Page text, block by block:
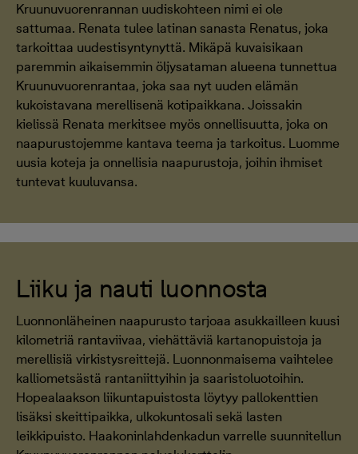
Kruunuvuorenrannan uudiskohteen nimi ei ole
sattumaa. Renata tulee latinan sanasta Renatus, joka
tarkoittaa uudestisyntynyttä. Mikäpä kuvaisikaan
paremmin aikaisemmin öljysataman alueena tunnettua
Kruunuvuorenrantaa, joka saa nyt uuden elämän
kukoistavana merellisenä kotipaikkana. Joissakin
kielissä Renata merkitsee myös onnellisuutta, joka on
naapurustojemme kantava teema ja tarkoitus. Luomme
uusia koteja ja onnellisia naapurustoja, joihin ihmiset
tuntevat kuuluvansa.
Liiku ja nauti luonnosta
Luonnonläheinen naapurusto tarjoaa asukkailleen kuusi
kilometriä rantaviivaa, viehättäviä kartanopuistoja ja
merellisiä virkistysreittejä. Luonnonmaisema vaihtelee
kalliometsästä rantaniittyihin ja saaristoluotoihin.
Hopealaakson liikuntapuistosta löytyy pallokenttien
lisäksi skeittipaikka, ulkokuntosali sekä lasten
leikkipuisto. Haakoninlahdenkadun varrelle suunnitellun